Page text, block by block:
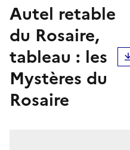
autel retable
du Rosaire,
tableau : les
Mystères du
Rosaire